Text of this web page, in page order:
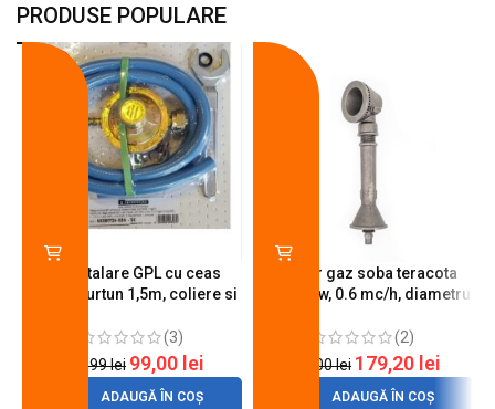
PRODUSE POPULARE
Kit instalare GPL cu ceas
butelie, furtun 1,5m, coliere si
(3)
120,99lei 99,00 lei
ADAUGĂ ÎN COȘ
Arzator gaz soba teracota
A600, 6 kw, 0.6 mc/h, diametru
(2)
200,00lei 179,20 lei
ADAUGĂ ÎN COȘ